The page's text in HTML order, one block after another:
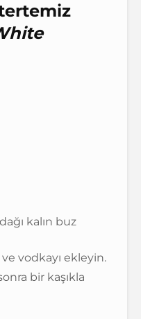
kalın buz
vodkayı ekleyin.
bir kaşıkla